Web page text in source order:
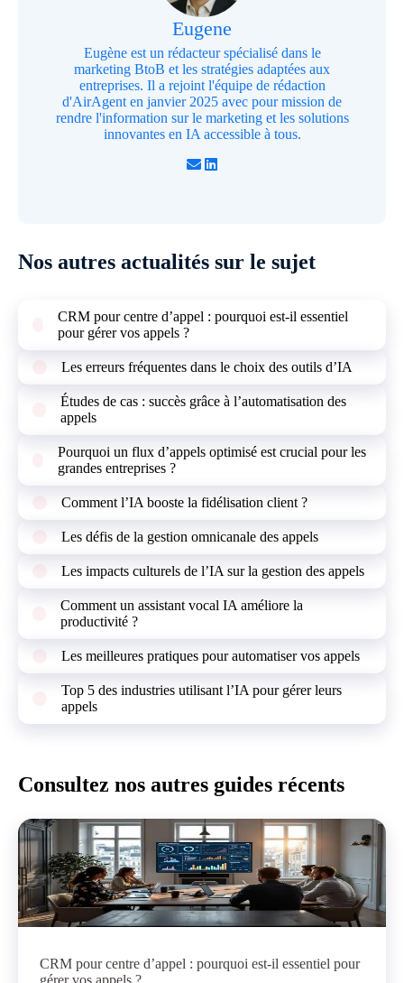
Eugene
Eugène est un rédacteur spécialisé dans le
marketing BtoB et les stratégies adaptées aux
entreprises. Il a rejoint l'équipe de rédaction
d'AirAgent en janvier 2025 avec pour mission de
rendre l'information sur le marketing et les solutions
innovantes en IA accessible à tous.
Nos autres actualités sur le sujet
CRM pour centre d’appel : pourquoi est-il essentiel
pour gérer vos appels ?
Les erreurs fréquentes dans le choix des outils d’IA
Études de cas : succès grâce à l’automatisation des
appels
Pourquoi un flux d’appels optimisé est crucial pour les
grandes entreprises ?
Comment l’IA booste la fidélisation client ?
Les défis de la gestion omnicanale des appels
Les impacts culturels de l’IA sur la gestion des appels
Comment un assistant vocal IA améliore la
productivité ?
Les meilleures pratiques pour automatiser vos appels
Top 5 des industries utilisant l’IA pour gérer leurs
appels
Consultez nos autres guides récents
CRM pour centre d’appel : pourquoi est-il essentiel pour
gérer vos appels ?